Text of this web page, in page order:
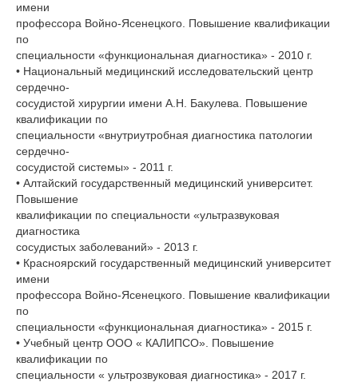
имени
профессора Войно-Ясенецкого. Повышение квалификации
по
специальности «функциональная диагностика» - 2010 г.
• Национальный медицинский исследовательский центр
сердечно-
сосудистой хирургии имени А.Н. Бакулева. Повышение
квалификации по
специальности «внутриутробная диагностика патологии
сердечно-
сосудистой системы» - 2011 г.
• Алтайский государственный медицинский университет.
Повышение
квалификации по специальности «ультразвуковая
диагностика
сосудистых заболеваний» - 2013 г.
• Красноярский государственный медицинский университет
имени
профессора Войно-Ясенецкого. Повышение квалификации
по
специальности «функциональная диагностика» - 2015 г.
• Учебный центр ООО « КАЛИПСО». Повышение
квалификации по
специальности « ультрозвуковая диагностика» - 2017 г.